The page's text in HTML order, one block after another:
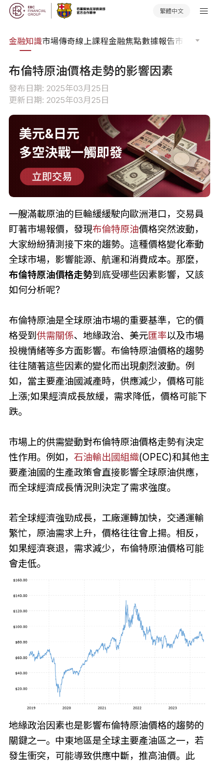
繁體中文
金融知識市場傳奇線上課程金融焦點數據報告市場分析
布倫特原油價格走勢的影響因素
發布日期: 2025年03月25日
更新日期: 2025年03月25日
一艘滿載原油的巨輪緩緩駛向歐洲港口，交易員
盯著市場報價，發現布倫特原油價格突然波動，
大家紛紛猜測接下來的趨勢。這種價格變化牽動
全球市場，影響能源、航運和消費成本。那麼，
布倫特原油價格走勢到底受哪些因素影響，又該
如何分析呢?
布倫特原油是全球原油市場的重要基準，它的價
格受到供需關係、地緣政治、美元匯率以及市場
投機情緒等多方面影響。布倫特原油價格的趨勢
往往隨著這些因素的變化而出現劇烈波動。例
如，當主要產油國減產時，供應減少，價格可能
上漲;如果經濟成長放緩，需求降低，價格可能下
跌。
市場上的供需變動對布倫特原油價格走勢有決定
性作用。例如， 石油輸出國組織(OPEC)和其他主
要產油國的生產政策會直接影響全球原油供應，
而全球經濟成長情況則決定了需求強度。
若全球經濟強勁成長，工廠運轉加快，交通運輸
繁忙，原油需求上升，價格往往會上揚。相反，
如果經濟衰退，需求減少，布倫特原油價格可能
會走低。
地緣政治因素也是影響布倫特原油價格的趨勢的
關鍵之一。中東地區是全球主要產油區之一，若
發生衝突，可能導致供應中斷，推高油價。此